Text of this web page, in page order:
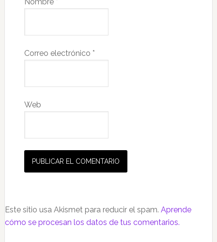
Correo electrónico *
Web
Este sitio usa Akismet para reducir el spam. Aprende
cómo se procesan los datos de tus comentarios.